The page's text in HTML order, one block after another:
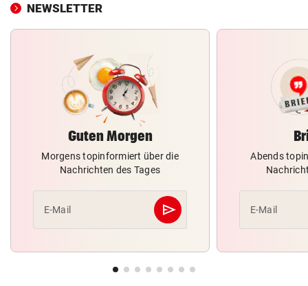
NEWSLETTER
Guten Morgen
Morgens topinformiert über die
Nachrichten des Tages
E-Mail send
Abschicken
Abends
E-Mail